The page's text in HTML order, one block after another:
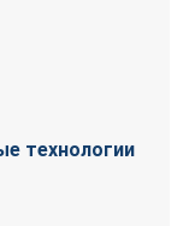
технологии